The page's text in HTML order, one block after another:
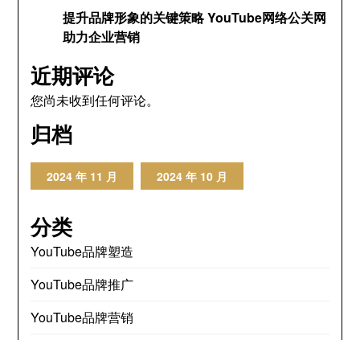
提升品牌形象的关键策略 YouTube网络公关网
助力企业营销
近期评论
您尚未收到任何评论。
归档
2024 年 11 月 2024 年 10 月
分类
YouTube品牌塑造
YouTube品牌推广
YouTube品牌营销